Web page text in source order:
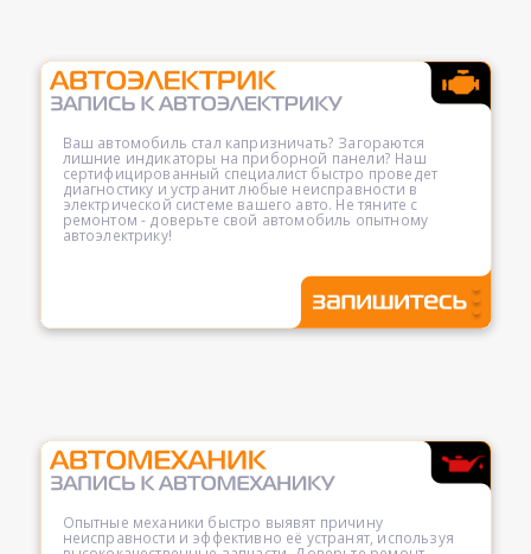
Ваш автомобиль стал капризничать? Загораются
лишние индикаторы на приборной панели? Наш
сертифицированный специалист быстро проведет
диагностику и устранит любые неисправности в
электрической системе вашего авто. Не тяните с
ремонтом - доверьте свой автомобиль опытному
автоэлектрику!
Опытные механики быстро выявят причину
неисправности и эффективно её устранят, используя